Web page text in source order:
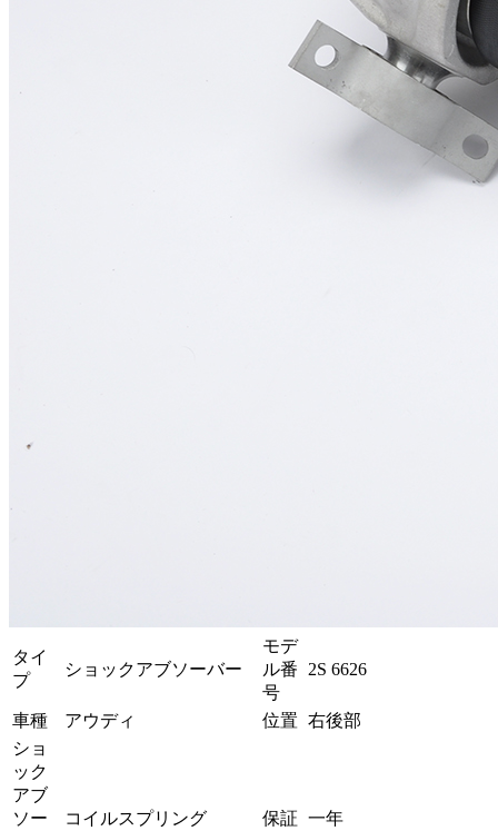
タイ
プ
ショックアブソーバー
モデ
ル番
号
2S 6626
車種 アウディ 位置 右後部
ショ
ック
アブ
ソー
コイルスプリング 保証 一年